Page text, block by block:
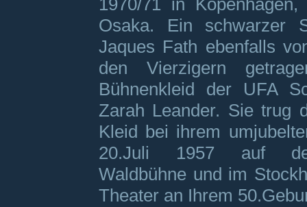
1970/71 in
Osaka. Ein schwarzer
Jaques Fath ebenfalls
den Vierzigern
Bühnenkleid der UFA
Zarah Leander. Sie trug
Kleid bei ihrem
20.Juli 1957 auf
Waldbühne und im
Theater an Ihrem